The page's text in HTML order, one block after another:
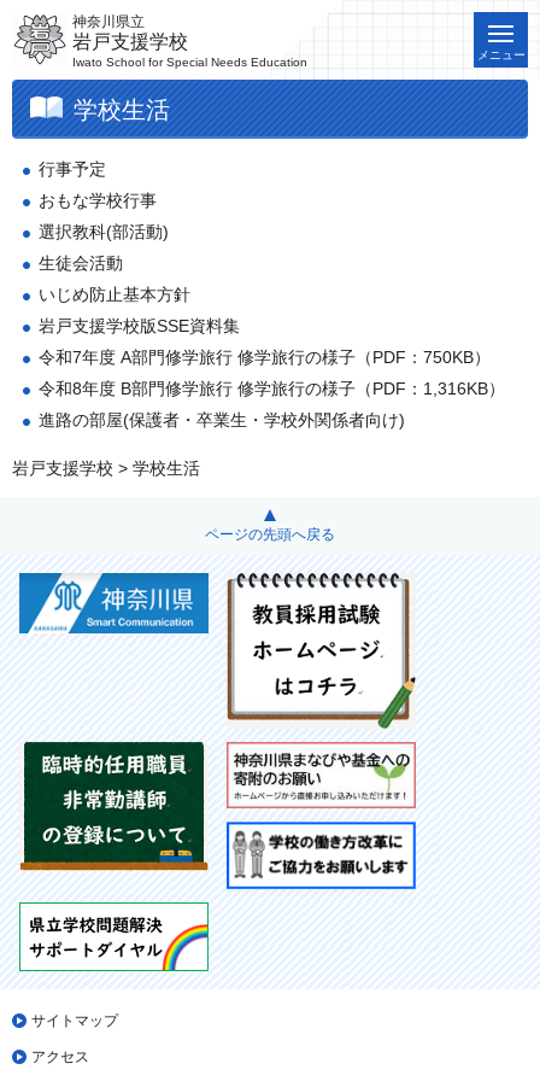
神奈川県立
岩戸支援学校
Iwato School for Special Needs Education
メニュー
学校生活
行事予定
おもな学校行事
選択教科(部活動)
生徒会活動
いじめ防止基本方針
岩戸支援学校版SSE資料集
令和7年度 A部門修学旅行 修学旅行の様子（PDF：750KB）
令和8年度 B部門修学旅行 修学旅行の様子（PDF：1,316KB）
進路の部屋(保護者・卒業生・学校外関係者向け)
岩戸支援学校 > 学校生活
ページの先頭へ戻る
サイトマップ
アクセス